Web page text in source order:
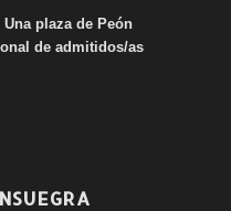
plaza de Peón
de admitidos/as